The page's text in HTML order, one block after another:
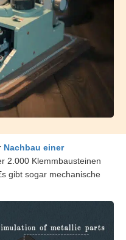
Nachbau einer
2.000 Klemmbausteinen
gibt sogar mechanische